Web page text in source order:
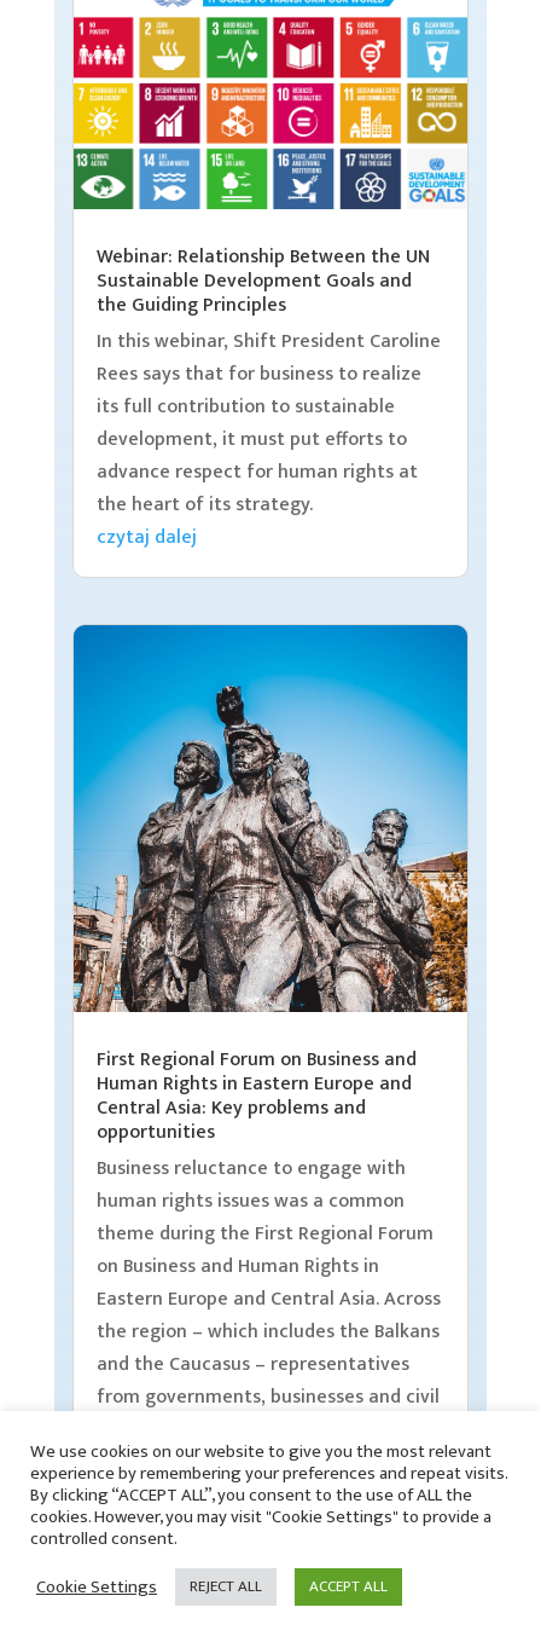
Webinar: Relationship Between the UN
Sustainable Development Goals and
the Guiding Principles
In this webinar, Shift President Caroline
Rees says that for business to realize
its full contribution to sustainable
development, it must put efforts to
advance respect for human rights at
the heart of its strategy.
czytaj dalej
First Regional Forum on Business and
Human Rights in Eastern Europe and
Central Asia: Key problems and
opportunities
Business reluctance to engage with
human rights issues was a common
theme during the First Regional Forum
on Business and Human Rights in
Eastern Europe and Central Asia. Across
the region – which includes the Balkans
and the Caucasus – representatives
from governments, businesses and civil
willingness to work on business and
human rights.
czytaj dalej
We use cookies on our website to give you the most relevant
experience by remembering your preferences and repeat visits.
By clicking “ACCEPT ALL”, you consent to the use of ALL the
cookies. However, you may visit "Cookie Settings" to provide a
controlled consent.
Cookie Settings
REJECT ALL ACCEPT ALL